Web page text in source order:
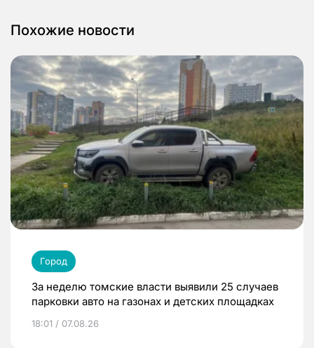
Похожие новости
Город
За неделю томские власти выявили 25 случаев
парковки авто на газонах и детских площадках
18:01 / 07.08.26